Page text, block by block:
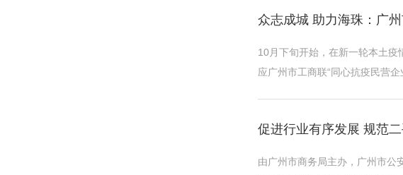
众志成城 助力海珠：广
10月下旬开始，在新一轮本土
应广州市工商联“同心抗疫民营
促进行业有序发展 规范
由广州市商务局主办，广州市公